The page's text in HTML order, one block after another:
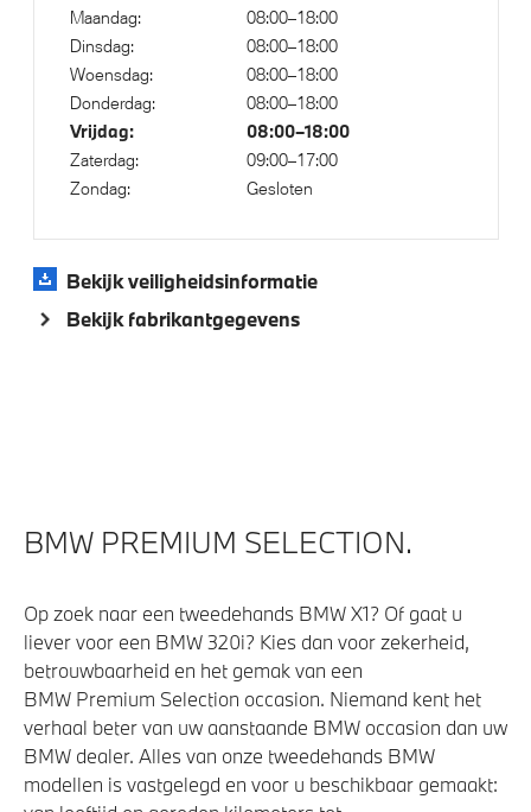
Isofix bevestiging passagierstoel voor
Park Distance Control (PDC) voor en achter
Akoestische waarschuwing veiligheidsgordel
Actieve Voetgangersbescherming
Maandag:
08:00–18:00
Dinsdag:
08:00–18:00
Woensdag:
08:00–18:00
Donderdag:
08:00–18:00
Vrijdag: 08:00–18:00
Zaterdag:
09:00–17:00
Zondag:
Gesloten
Bekijk veiligheidsinformatie
Bekijk fabrikantgegevens
BMW PREMIUM SELECTION.
Op zoek naar een tweedehands BMW X1? Of gaat u
liever voor een BMW 320i? Kies dan voor zekerheid,
betrouwbaarheid en het gemak van een
BMW Premium Selection occasion. Niemand kent het
verhaal beter van uw aanstaande BMW occasion dan uw
BMW dealer. Alles van onze tweedehands BMW
modellen is vastgelegd en voor u beschikbaar gemaakt: